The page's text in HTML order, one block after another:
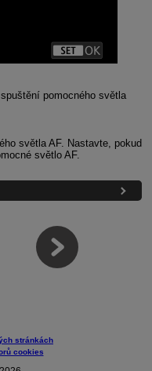
pomocného světla
světla AF. Nastavte, pokud
světlo AF.
stránkách
cookies